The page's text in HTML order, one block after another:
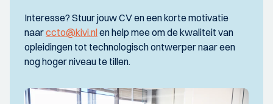
Interesse? Stuur jouw CV en een korte motivatie
naarccto@kivi.nl en help mee om de kwaliteit van
opleidingen tot technologisch ontwerper naar een
nog hoger niveau te tillen.